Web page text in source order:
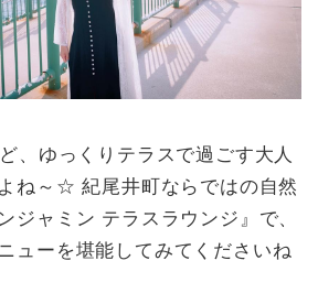
、ゆっくりテラスで過ごす大人
ね～☆ 紀尾井町ならではの自然
ジャミン テラスラウンジ』で、
ューを堪能してみてくださいね